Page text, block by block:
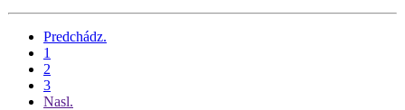
Predchádz.
1
2
3
Nasl.